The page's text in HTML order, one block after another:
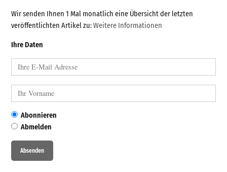
Wir senden Ihnen 1 Mal monatlich eine Übersicht der letzten
veröffentlichten Artikel zu:Weitere Informationen
Ihre Daten
Abonnieren
Abmelden